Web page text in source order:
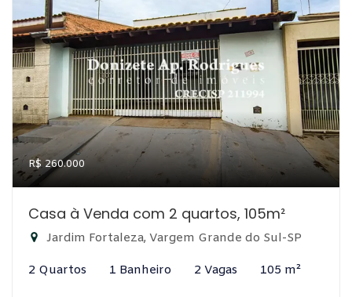
R$ 260.000
Casa à Venda com 2 quartos, 105m²
Jardim Fortaleza, Vargem Grande do Sul-SP
2 Quartos 1 Banheiro 2 Vagas 105 m²